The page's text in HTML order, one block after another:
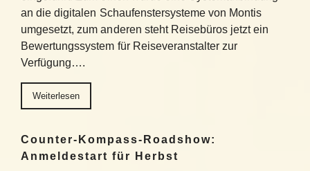
an die digitalen Schaufenstersysteme von Montis
umgesetzt, zum anderen steht Reisebüros jetzt ein
Bewertungssystem für Reiseveranstalter zur
Verfügung….
Weiterlesen
Counter-Kompass-Roadshow:
Anmeldestart für Herbst